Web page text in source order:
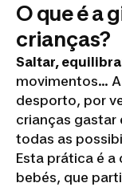
O que é a
crianças?
Saltar,
movimentos…
desporto, por
crianças gastar
todas as
Esta prática é
bebés, que